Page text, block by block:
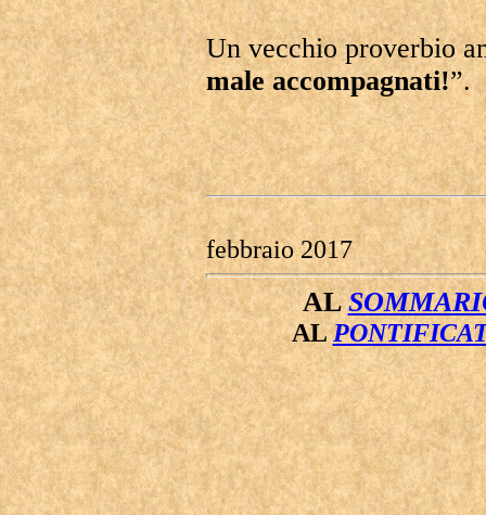
Un vecchio proverbio
male accompagnati!”.
febbraio 2017
AL
AL